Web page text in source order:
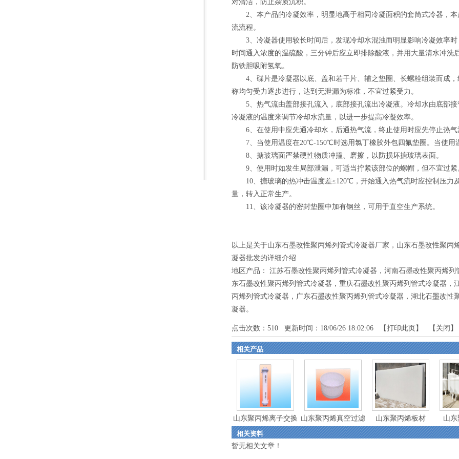
对清洁，防止杂质沉积。
2、本产品的冷凝效率，明显地高于相同冷凝面积的套筒式冷器，本
流流程。
3、冷凝器使用较长时间后，发现冷却水混浊而明显影响冷凝效率时
时间通入浓度的温硫酸，三分钟后应立即排除酸液，并用大量清水冲洗
防铁胆吸附氢氧。
4、碟片是冷凝器以底、盖和若干片、辅之垫圈、长螺栓组装而成，
称均匀受力逐步进行，达到无泄漏为标准，不宜过紧受力。
5、热气流由盖部接孔流入，底部接孔流出冷凝液。冷却水由底部接
冷凝液的温度来调节冷却水流量，以进一步提高冷凝效率。
6、在使用中应先通冷却水，后通热气流，终止使用时应先停止热气
7、当使用温度在20℃-150℃时选用氯丁橡胶外包四氟垫圈。当使用
8、搪玻璃面严禁硬性物质冲撞、磨擦，以防损坏搪玻璃表面。
9、使用时如发生局部泄漏，可适当拧紧该部位的螺帽，但不宜过紧
10、搪玻璃的热冲击温度差≤120℃，开始通入热气流时应控制压力
量，转入正常生产。
11、该冷凝器的密封垫圈中加有钢丝，可用于直空生产系统。
以上是关于山东石墨改性聚丙烯列管式冷凝器厂家，山东石墨改性聚
凝器批发的详细介绍
地区产品： 江苏石墨改性聚丙烯列管式冷凝器 ， 河南石墨改性聚丙烯列
东石墨改性聚丙烯列管式冷凝器 ， 重庆石墨改性聚丙烯列管式冷凝器 ，
丙烯列管式冷凝器 ， 广东石墨改性聚丙烯列管式冷凝器 ， 湖北石墨改性
凝器 。
点击次数： 510 更新时间：18/06/26 18:02:06 【打印此页】 【 关闭 】
相关产品
山东聚丙烯离子交换
柱
山东聚丙烯真空过滤
器
山东聚丙烯板材
山
相关资料
暂无相关文章！